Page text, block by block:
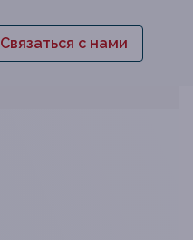
Связаться с нами